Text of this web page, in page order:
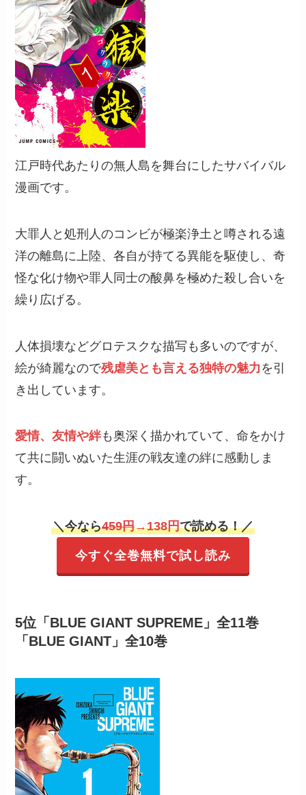
江戸時代あたりの無人島を舞台にしたサバイバル
漫画です。
大罪人と処刑人のコンビが極楽浄土と噂される遠
洋の離島に上陸、各自が持てる異能を駆使し、奇
怪な化け物や罪人同士の酸鼻を極めた殺し合いを
繰り広げる。
人体損壊などグロテスクな描写も多いのですが、
絵が綺麗なので残虐美とも言える独特の魅力 を引
き出しています。
愛情、友情や絆も奥深く描かれていて、命をかけ
て共に闘いぬいた生涯の戦友達の絆に感動しま
す。
＼今なら459円→138円で読める！／
今すぐ全巻無料で試し読み
5位「BLUE GIANT SUPREME」全11巻
「BLUE GIANT」全10巻